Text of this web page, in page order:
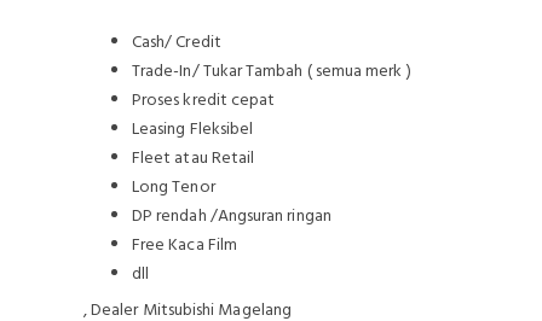
Cash/ Credit
Trade-In/ Tukar Tambah ( semua merk )
Proses kredit cepat
Leasing Fleksibel
Fleet atau Retail
Long Tenor
DP rendah /Angsuran ringan
Free Kaca Film
dll
, Dealer Mitsubishi Magelang